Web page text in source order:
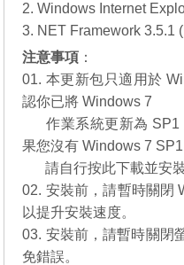
2. Windows Internet
3. NET Framework 3.5.1
注意事項 ：
01. 本更新包只適用於
認你已將 Windows 7
作業系統更新為
果您沒有Windows 7 SP1
請自行按此下載並安裝
02. 安裝前，請暫時關閉
以提升安裝速度。
03. 安裝前，請暫時關閉
免錯誤。